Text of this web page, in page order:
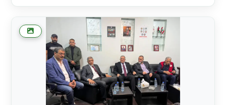
(English) * Description Existing Media
Attachments في اطار تطوير القطاع الصحي:
السفير الاسعد وابو العينين وشديد يتفقدون